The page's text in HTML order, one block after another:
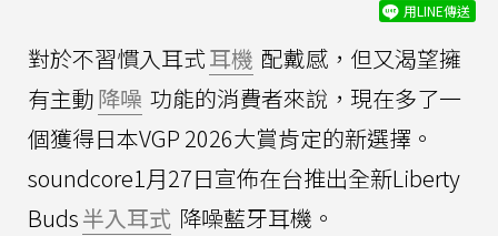
用LINE傳送
對於不習慣入耳式耳機 配戴感，但又渴望擁
有主動降噪 功能的消費者來說，現在多了一
個獲得日本VGP 2026大賞肯定的新選擇。
soundcore1月27日宣佈在台推出全新Liberty
Buds半入耳式 降噪藍牙耳機。